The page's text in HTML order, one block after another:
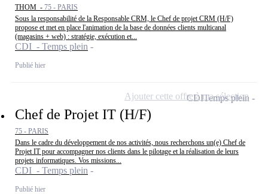
THOM - 75 - PARIS
Sous la responsabilité de la Responsable CRM, le Chef de projet CRM (H/F)
propose et met en place l'animation de la base de données clients multicanal
(magasins + web) : stratégie, exécution et...
CDI - Temps plein
Publié hier
Chef de Projet IT (H/F)
75 - PARIS
Dans le cadre du développement de nos activités, nous recherchons un(e) Chef de
Projet IT pour accompagner nos clients dans le pilotage et la réalisation de leurs
projets informatiques. Vos missions...
CDI - Temps plein
Publié hier
CDITemps plein
Ajouter cette offre à ma sélection